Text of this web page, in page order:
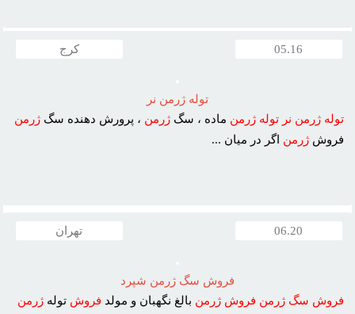
05.16 کرج
توله ژرمن نر
توله ژرمن نر توله ژرمن ماده ، سگژرمن ، پرورش دهنده سگژرمن
فروشژرمن اگر در ميان ...
06.20 تهران
فروش سگ ژرمن شپرد
فروش سگ ژرمن فروش ژرمن بالغ نگهبان و مولد فروش تولهژرمن